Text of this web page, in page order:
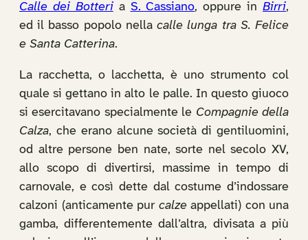
Calle dei Botteria S. Cassiano, oppure in Birri,
ed il basso popolo nellacalle lunga tra S. Felice
e Santa Catterina.
La racchetta, o lacchetta, è uno strumento col
quale si gettano in alto le palle. In questo giuoco
si esercitavano specialmente le Compagnie della
Calza, che erano alcune società di gentiluomini,
od altre persone ben nate, sorte nel secolo XV,
allo scopo di divertirsi, massime in tempo di
carnovale, e così dette dal costume d’indossare
calzoni (anticamente pur calze appellati) con una
gamba, differentemente dall’altra, divisata a più